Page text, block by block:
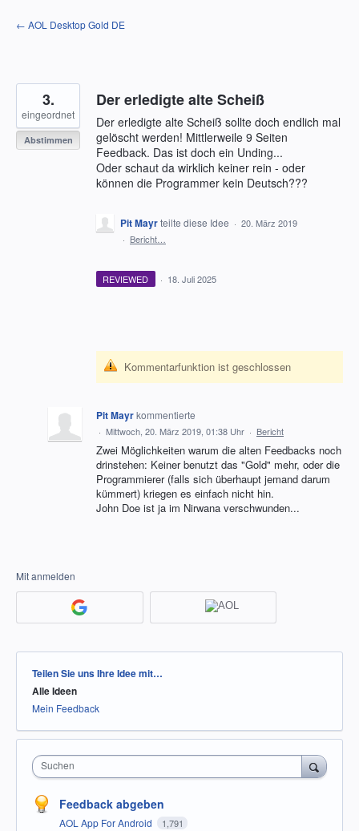
Zum
Inhalt
← AOL Desktop Gold DE
Der erledigte alte Scheiß
Der erledigte alte Scheiß sollte doch endlich mal
gelöscht werden! Mittlerweile 9 Seiten
Feedback. Das ist doch ein Unding...
Oder schaut da wirklich keiner rein - oder
können die Programmer kein Deutsch???
3.
eingeordnet
Abstimmen
Pit Mayrteilte diese Idee · 20. März 2019
· Bericht…
REVIEWED · 18. Juli 2025
Kommentarfunktion ist geschlossen
Pit Mayrkommentierte
· Mittwoch, 20. März 2019, 01:38 Uhr · Bericht
Zwei Möglichkeiten warum die alten Feedbacks noch
drinstehen: Keiner benutzt das "Gold" mehr, oder die
Programmierer (falls sich überhaupt jemand darum
kümmert) kriegen es einfach nicht hin.
John Doe ist ja im Nirwana verschwunden...
Mit anmelden
Kategorien
Teilen Sie uns Ihre Idee mit…
Alle Ideen
Mein Feedback
Suchen
Feedback abgeben
AOL App For Android 1,791